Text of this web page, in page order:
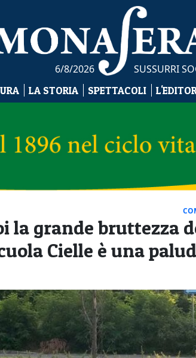
6/8/2026 SUSSURRI
LA STORIA SPETTACOLI
la grande bruttezza
Cielle è una